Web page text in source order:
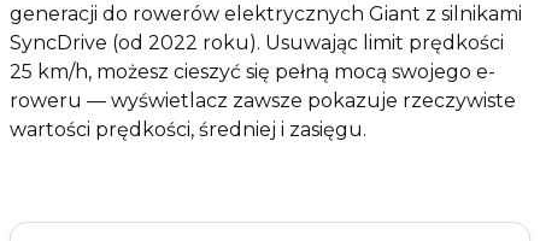
generacji do rowerów elektrycznych Giant z silnikami
SyncDrive (od 2022 roku). Usuwając limit prędkości
25 km/h, możesz cieszyć się pełną mocą swojego e-
roweru — wyświetlacz zawsze pokazuje rzeczywiste
wartości prędkości, średniej i zasięgu.